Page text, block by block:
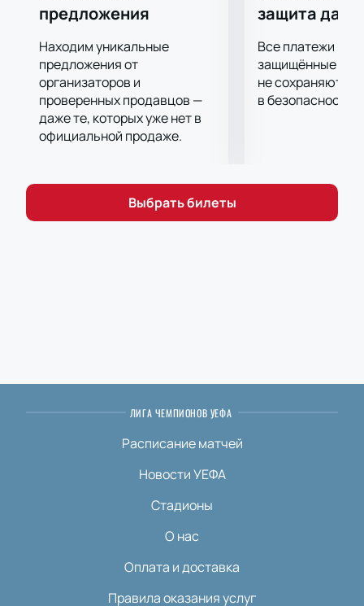
предложения
Находим уникальные
предложения от
организаторов и
проверенных продавцов —
даже те, которых уже нет в
официальной продаже.
защита
Все платежи
защищённые
не сохраняются
в безопасности.
Выбрать билеты
ЛИГА ЧЕМПИОНОВ УЕФА
Расписание матчей
Новости УЕФА
Стадионы
О нас
Оплата и доставка
Правила оказания услуг